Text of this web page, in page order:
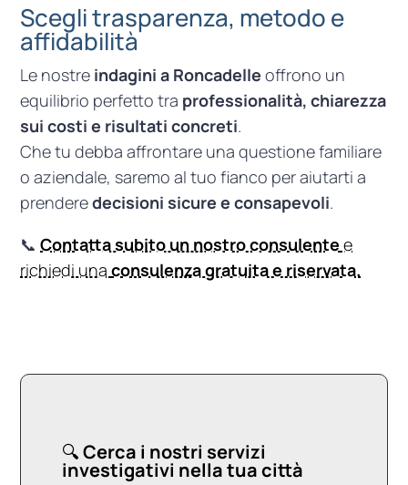
Scegli trasparenza, metodo e
affidabilità
Le nostre indagini a Roncadelle offrono un
equilibrio perfetto tra professionalità, chiarezza
sui costi e risultati concreti.
Che tu debba affrontare una questione familiare
o aziendale, saremo al tuo fianco per aiutarti a
prenderedecisioni sicure e consapevoli.
📞Contatta subito un nostro consulente e
richiedi unaconsulenza gratuita e riservata.
🔍Cerca i nostri servizi
investigativi nella tua città